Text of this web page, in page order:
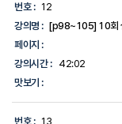
번호 : 12
강의명 : [p98~105] 10회
페이지 :
강의시간 :
42:02
맛보기 :
번호 : 13